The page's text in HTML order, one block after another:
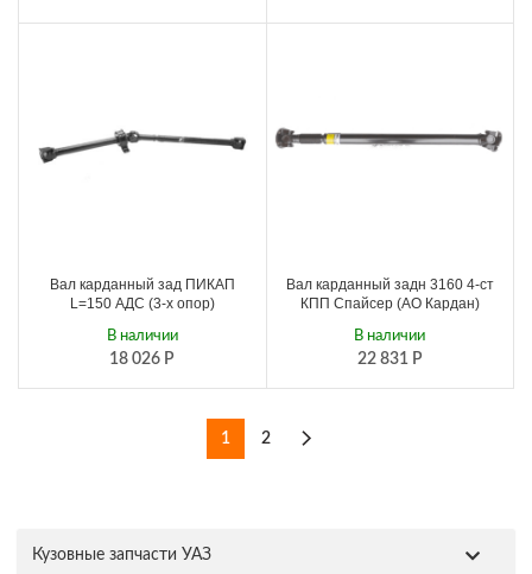
Кузовные запчасти УАЗ
Вал карданный зад ПИКАП
L=150 АДС (3-х опор)
18 026 Р
В наличии
Вал карданный задн 3160 4-ст
КПП Спайсер (АО Кардан)
22 831 Р
В наличии
1 2